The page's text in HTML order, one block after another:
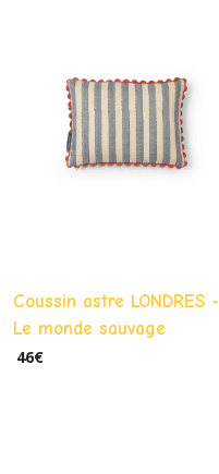
Coussin astre LONDRES -
Le monde sauvage
46€